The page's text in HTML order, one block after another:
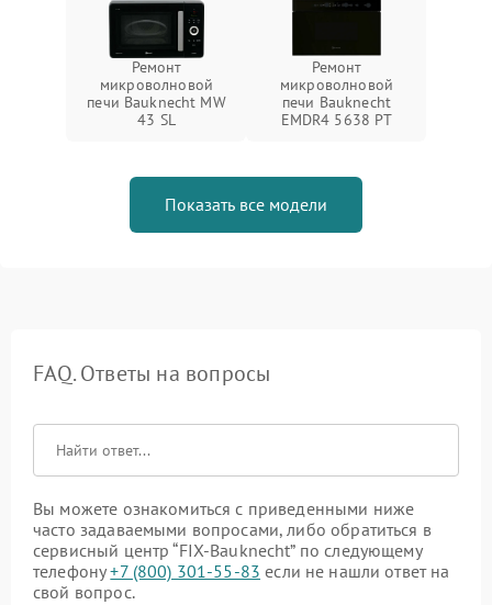
Ремонт
микроволновой
печи Bauknecht MW
43 SL
Ремонт
микроволновой
печи Bauknecht
EMDR4 5638 PT
Показать все модели
FAQ. Ответы на вопросы
Вы можете ознакомиться с приведенными ниже
часто задаваемыми вопросами, либо обратиться в
сервисный центр “FIX-Bauknecht” по следующему
телефону+7 (800) 301-55-83 если не нашли ответ на
свой вопрос.